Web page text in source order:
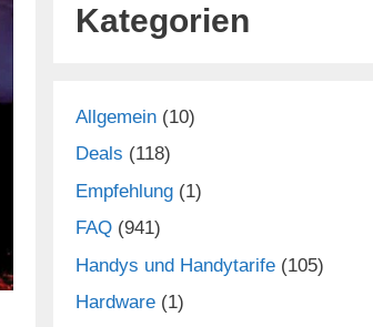
Kategorien
Allgemein (10)
Deals (118)
Empfehlung (1)
FAQ (941)
Handys und Handytarife (105)
Hardware (1)